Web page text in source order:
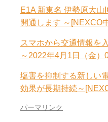
E1A 新東名 伊勢原大
開通します ～[NEXCO
スマホから交通情報を
～2022年4月1日（金
塩害を抑制する新しい
効果が長期持続～
パーマリンク